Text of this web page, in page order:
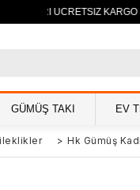
ÜZERİ ÜCRETSİZ KARGO |
GÜMÜŞ TAKI EV
> Hk Gümüş